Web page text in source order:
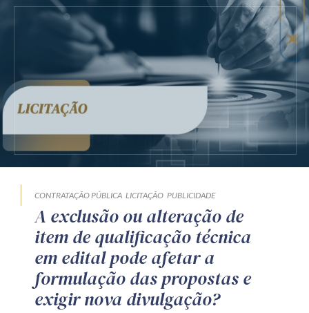
CONTRATAÇÃO PÚBLICA LICITAÇÃO PUBLICIDADE
A exclusão ou alteração de
item de qualificação técnica
em edital pode afetar a
formulação das propostas e
exigir nova divulgação?